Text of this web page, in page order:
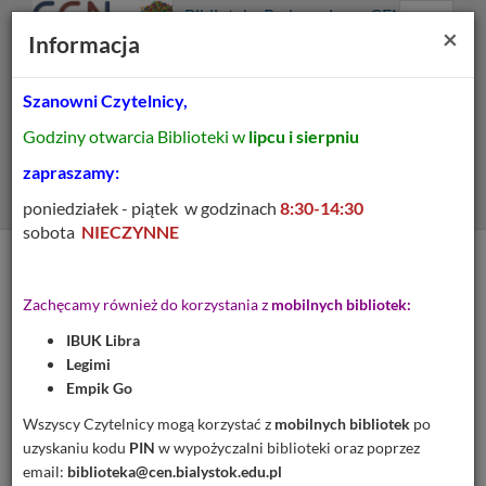
główne
główna
Prolib
główna
Biblioteka Pedagogiczna CEN
Menu
do nauczania języka
polskiego w klasie 2 : na
podstawie podręczników
"Rośniemy razem" W.
Badalskiej, "Piszę i
×
Informacja
Szanowni Czytelnicy,
Godziny otwarcia Biblioteki w lipcu i sierpniu
zapraszamy:
poniedziałek - piątek w godzinach 8:30-14:30
sobota NIECZYNNE
Zachęcamy również do korzystania z mobilnych bibliotek:
IBUK Libra
Legimi
Empik Go
Wszyscy Czytelnicy mogą korzystać z mobilnych bibliotek po
uzyskaniu kodu PIN w wypożyczalni biblioteki oraz poprzez
email: biblioteka@cen.bialystok.edu.pl